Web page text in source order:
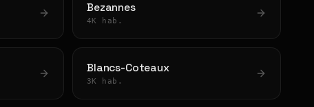
Bezannes
4K hab.
Blancs-Coteaux
3K hab.